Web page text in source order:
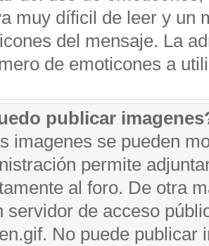
muy díficil de leer y un
del mensaje. La
de emoticones a
publicar
imagenes se pueden
permite
al foro. De otra
servidor de acceso
No puede publicar